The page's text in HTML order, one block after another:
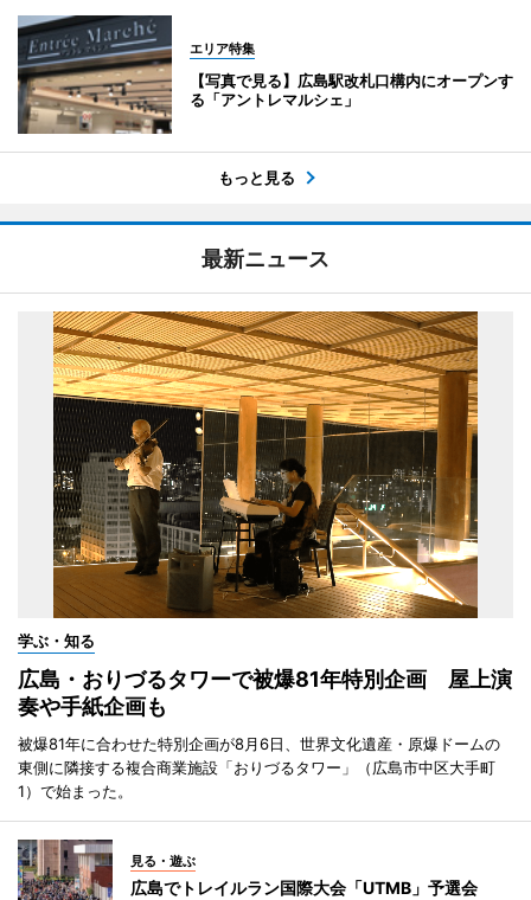
エリア特集
【写真で見る】広島駅改札口構内にオープンす
る「アントレマルシェ」
もっと見る
最新ニュース
学ぶ・知る
広島・おりづるタワーで被爆81年特別企画 屋上演
奏や手紙企画も
被爆81年に合わせた特別企画が8月6日、世界文化遺産・原爆ドームの
東側に隣接する複合商業施設「おりづるタワー」（広島市中区大手町
1）で始まった。
見る・遊ぶ
広島でトレイルラン国際大会「UTMB」予選会